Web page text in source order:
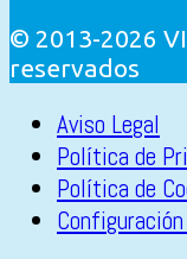
© 2013-2026
reservados
Aviso Legal
Política de
Política de